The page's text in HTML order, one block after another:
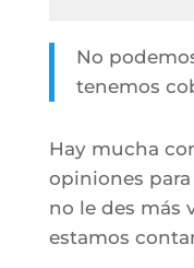
No
tenemos
Hay mucha
opiniones
no le des más
estamos